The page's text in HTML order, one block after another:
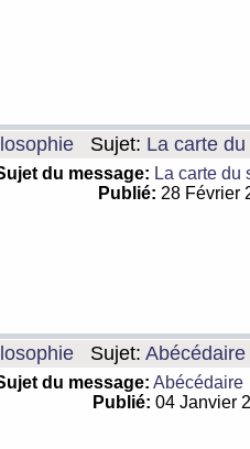
Sujet: La carte
du message: La carte du
Publié: 28 Février
Sujet: Abécédaire
du message: Abécédaire
Publié: 04 Janvier